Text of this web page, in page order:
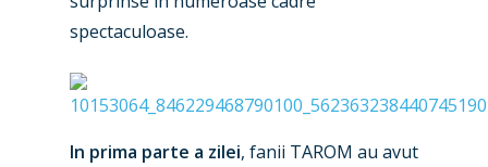
spectaculoase.
In prima parte a zilei, fanii TAROM au avut